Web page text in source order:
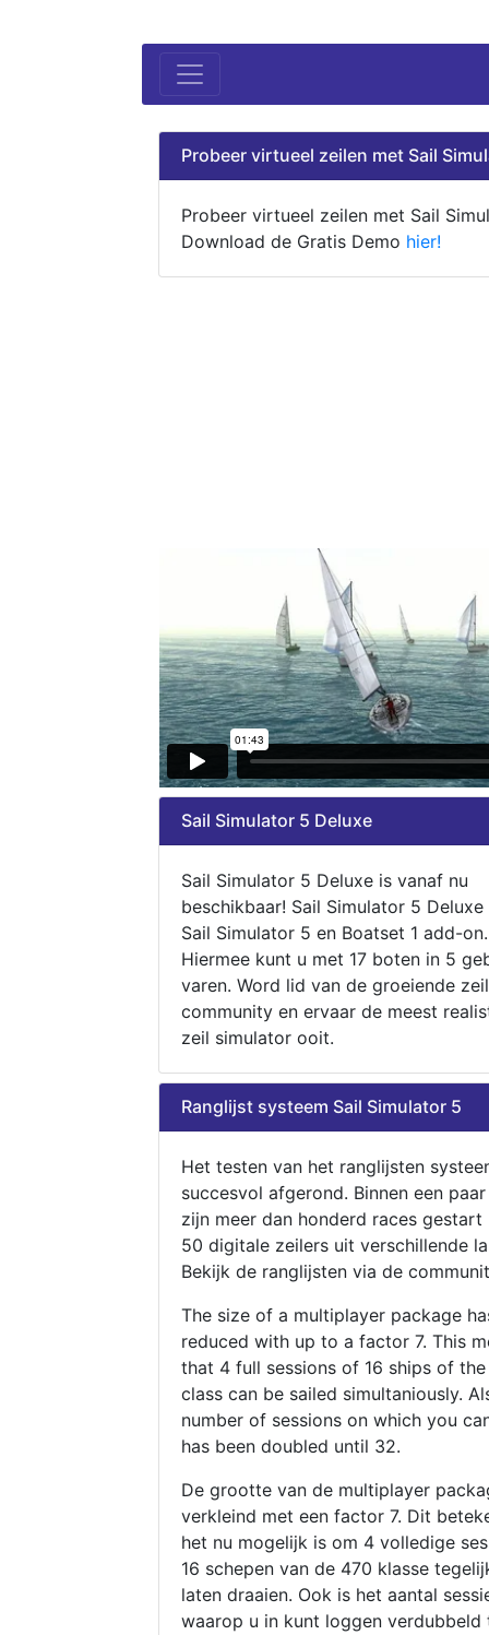
Probeer virtueel zeilen met Sail
Probeer virtueel zeilen met Sail
Download de Gratis Demo hier!
Sail Simulator 5 Deluxe
Sail Simulator 5 Deluxe is vanaf nu
beschikbaar! Sail Simulator 5
Sail Simulator 5 en Boatset 1 add-on.
Hiermee kunt u met 17 boten in 5
varen. Word lid van de groeiende zeil
community en ervaar de meest
zeil simulator ooit.
Ranglijst systeem Sail Simulator 5
Het testen van het ranglijsten
succesvol afgerond. Binnen een
zijn meer dan honderd races gestart
50 digitale zeilers uit verschillende
Bekijk de ranglijsten via de
The size of a multiplayer package
reduced with up to a factor 7. This
that 4 full sessions of 16 ships of
class can be sailed simultaniously.
number of sessions on which you
has been doubled until 32.
De grootte van de multiplayer
verkleind met een factor 7. Dit
het nu mogelijk is om 4 volledige
16 schepen van de 470 klasse
laten draaien. Ook is het aantal
waarop u in kunt loggen verdubbeld